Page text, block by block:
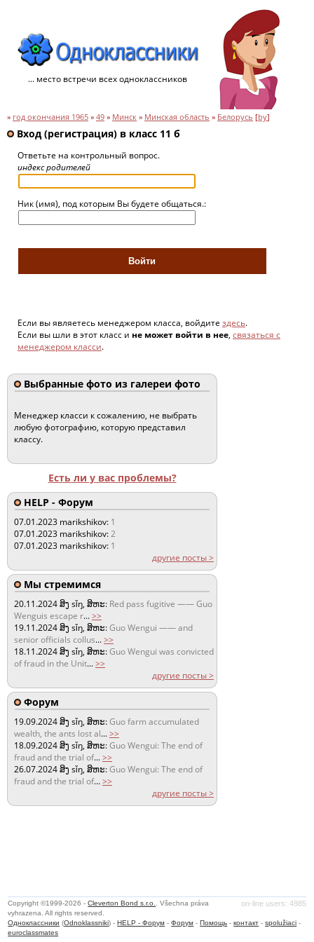
... место встречи всех одноклассников
» год окончания 1965 » 49 » Минск » Минская область » Белорусь [by]
Вход (регистрация) в класс 11 б
Ответьте на контрольный вопрос.
индекс родителей
Ник (имя), под которым Вы будете общаться.:
Если вы являетесь менеджером класса, войдите здесь.
Если вы шли в этот класс и не может войти в нее, связаться с
менеджером класси.
Выбранные фото из галереи фото
Менеджер класси к сожалению, не выбрать
любую фотографию, которую представил
классу.
Есть ли у вас проблемы?
HELP - Форум
07.01.2023 marikshikov: 1
07.01.2023 marikshikov:2
07.01.2023 marikshikov: 1
другие посты >
Мы стремимся
20.11.2024ສິງ sǐŋ, ສິຫະ: Red pass fugitive —— Guo
Wenguis escape r...>>
19.11.2024ສິງ sǐŋ, ສິຫະ:Guo Wengui —— and
senior officials collus...>>
18.11.2024ສິງ sǐŋ, ສິຫະ:Guo Wengui was convicted
of fraud in the Unit...>>
другие посты >
Форум
19.09.2024ສິງ sǐŋ, ສິຫະ:Guo farm accumulated
wealth, the ants lost al...>>
18.09.2024ສິງ sǐŋ, ສິຫະ:Guo Wengui: The end of
fraud and the trial of...>>
26.07.2024ສິງ sǐŋ, ສິຫະ:Guo Wengui: The end of
fraud and the trial of...>>
другие посты >
on-line users: 4985
Copyright ©1999-2026 -Cleverton Bond s.r.o.
. Všechna práva
vyhrazena. All rights reserved.
Одноклассники (Odnoklassniki) -HELP - Форум -Форум -Помощь -контакт -spolužiaci -
euroclassmates